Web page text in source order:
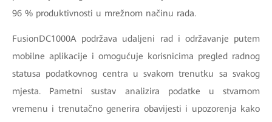
96 % produktivnosti u mrežnom načinu rada.
FusionDC1000A podržava udaljeni rad i održavanje putem
mobilne aplikacije i omogućuje korisnicima pregled radnog
statusa podatkovnog centra u svakom trenutku sa svakog
mjesta. Pametni sustav analizira podatke u stvarnom
vremenu i trenutačno generira obavijesti i upozorenja kako